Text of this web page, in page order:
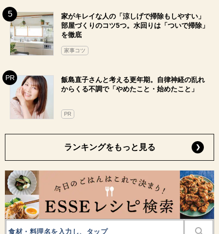
家がキレイな人の「涼しげで掃除もしやすい」
部屋づくりのコツ5つ。水回りは「ついで掃除」
を徹底
家事コツ
飯島直子さんと考える更年期。自律神経の乱れ
からくる不調で「やめたこと・始めたこと」
PR
ランキングをもっと見る